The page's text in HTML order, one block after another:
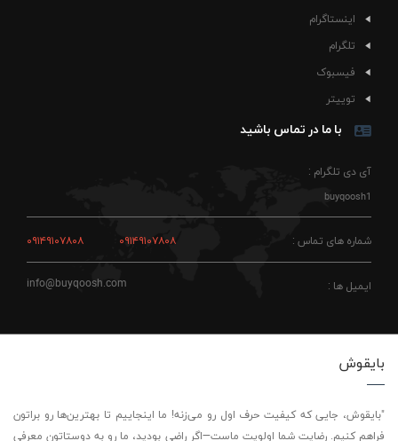
اینستاگرام
تلگرام
فیسبوک
توییتر
با ما در تماس باشید
آی دی تلگرام :
buyqoosh1
شماره های تماس : ۰۹۱۴۹۱۰۷۸۰۸ ۰۹۱۴۹۱۰۷۸۰۸
ایمیل ها : info@buyqoosh.com
بایقوش
"بایقوش، جایی که کیفیت حرف اول رو می‌زنه! ما اینجاییم تا بهترین‌ها رو براتون
فراهم کنیم. رضایت شما اولویت ماست—اگر راضی بودید، ما رو به دوستاتون معرفی